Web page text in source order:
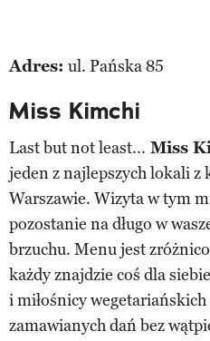
Adres: ul. Pańska 85
Miss Kimchi
Last but not least... Miss
jeden z najlepszych lokali z
Warszawie. Wizyta w tym
pozostanie na długo w
brzuchu. Menu jest
każdy znajdzie coś dla
i miłośnicy
zamawianych dań bez